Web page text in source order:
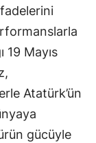
Erzincan
19 Mayıs
Atatürk’ün
gücüyle